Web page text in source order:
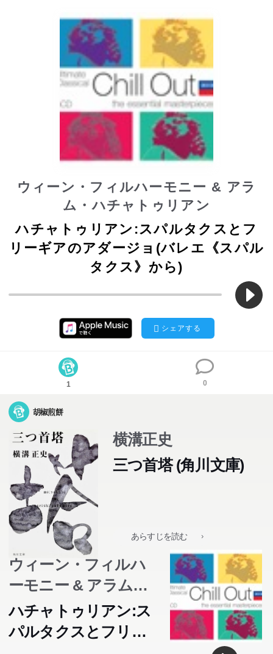
ウィーン・フィルハーモニー & アラ
ム・ハチャトゥリアン
ハチャトゥリアン:スパルタクスとフ
リーギアのアダージョ(バレエ《スパル
タクス》から)
シェアする
1 0
胡椒煎餅
横溝正史
三つ首塔 (角川文庫)
あらすじを読む
少女時代に両親をなくし、伯父宅に引き取られた音禰に、
遠縁の玄蔵老人からの遺産、それも百億円相続の話がまい
込んできた。しかし、それには見知らぬ謎の男との結婚が
条件だという。思いもかけない事態にとまどう音禰の周辺
で次々と起きる殺人事件。おびただしい血が流された魔の
惨劇の根元は、玄蔵が三人の首を供養するために建て
ウィーン・フィルハ
ーモニー & アラム・
ハチャトゥリアン
ハチャトゥリアン:ス
パルタクスとフリー